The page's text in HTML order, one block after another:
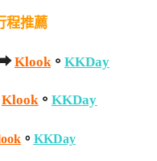
程推薦
Klook 。 KKDay
Klook。KKDay
。 KKDay